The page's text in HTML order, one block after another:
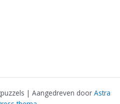
| Aangedreven door Astra